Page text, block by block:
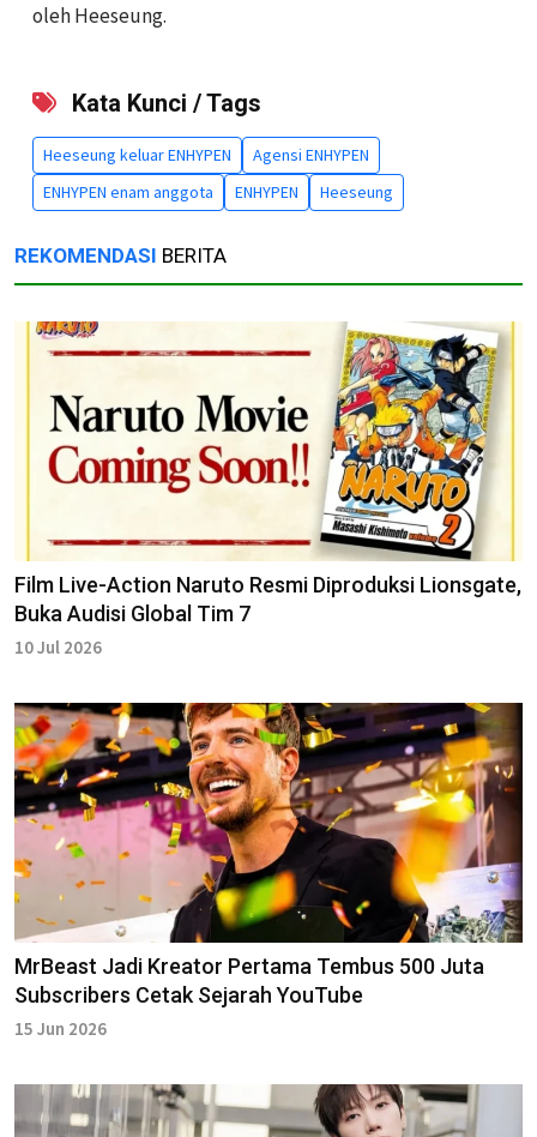
oleh Heeseung.
Kata Kunci / Tags
Heeseung keluar ENHYPEN
Agensi ENHYPEN
ENHYPEN enam anggota
ENHYPEN Heeseung
REKOMENDASI BERITA
Film Live-Action Naruto Resmi Diproduksi Lionsgate,
Buka Audisi Global Tim 7
10 Jul 2026
MrBeast Jadi Kreator Pertama Tembus 500 Juta
Subscribers Cetak Sejarah YouTube
15 Jun 2026